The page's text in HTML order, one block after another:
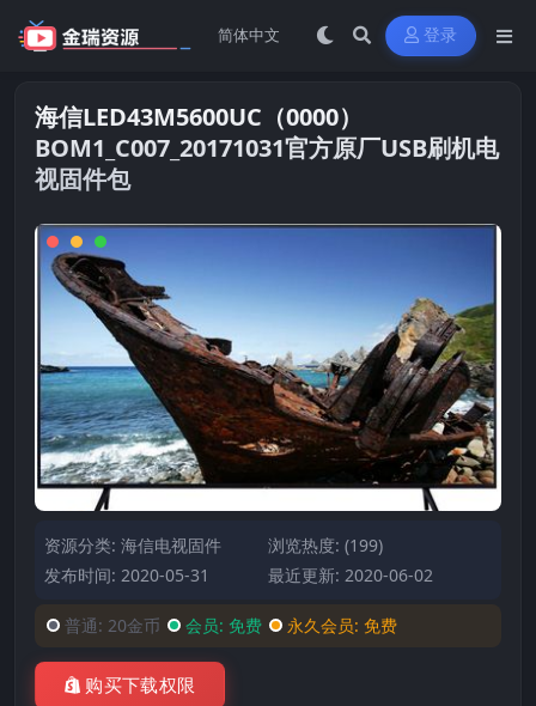
登录
海信LED43M5600UC（0000）
BOM1_C007_20171031官方原厂USB刷机电
视固件包
资源分类: 海信电视固件
浏览热度: (199)
发布时间: 2020-05-31
最近更新: 2020-06-02
普通: 20金币 会员: 免费 永久会员: 免费
购买下载权限